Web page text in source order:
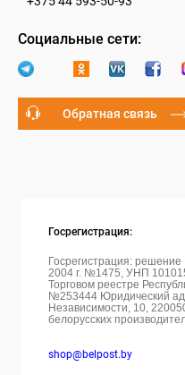
Социальные сети:
Обратная связь
Госрегистрация:
Госрегистрация:
2004 г. №1475, УНП
Торговом реестре
№253444 Юридический
Независимости, 10,
белорусских
shop@belpost.by